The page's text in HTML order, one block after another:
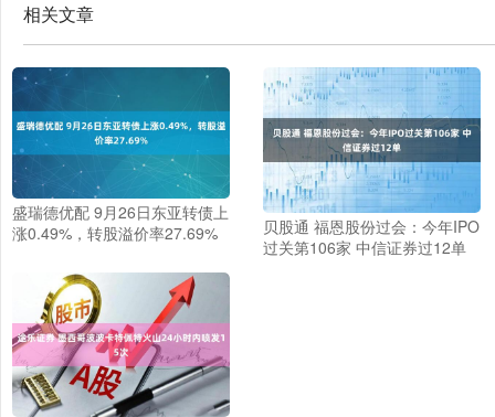
相关文章
盛瑞德优配 9月26日东亚转债上
涨0.49%，转股溢价率27.69%
贝股通 福恩股份过会：今年IPO
过关第106家 中信证券过12单